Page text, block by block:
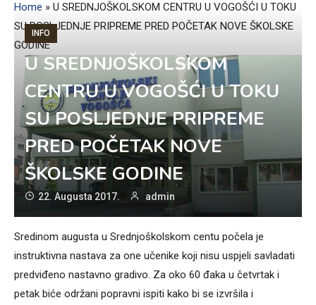
Home » U SREDNJOŠKOLSKOM CENTRU U VOGOŠĆI U TOKU
SU POSLJEDNJE PRIPREME PRED POČETAK NOVE ŠKOLSKE
GODINE
INFO
U SREDNJOŠKOLSKOM
CENTRU U VOGOŠĆI U TOKU
SU POSLJEDNJE PRIPREME
PRED POČETAK NOVE
ŠKOLSKE GODINE
22. Augusta 2017. admin
Sredinom augusta u Srednjoškolskom centu počela je
instruktivna nastava za one učenike koji nisu uspjeli savladati
predviđeno nastavno gradivo. Za oko 60 đaka u četvrtak i
petak biće održani popravni ispiti kako bi se izvršila i